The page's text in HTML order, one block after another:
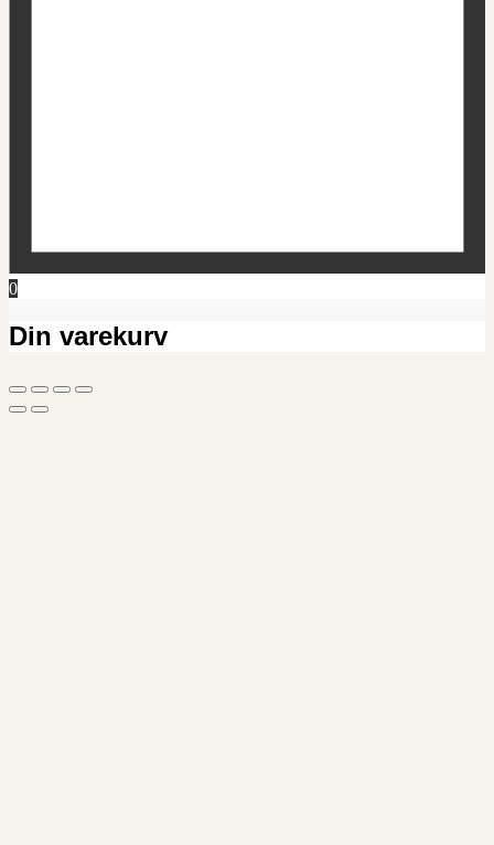
0
Din varekurv